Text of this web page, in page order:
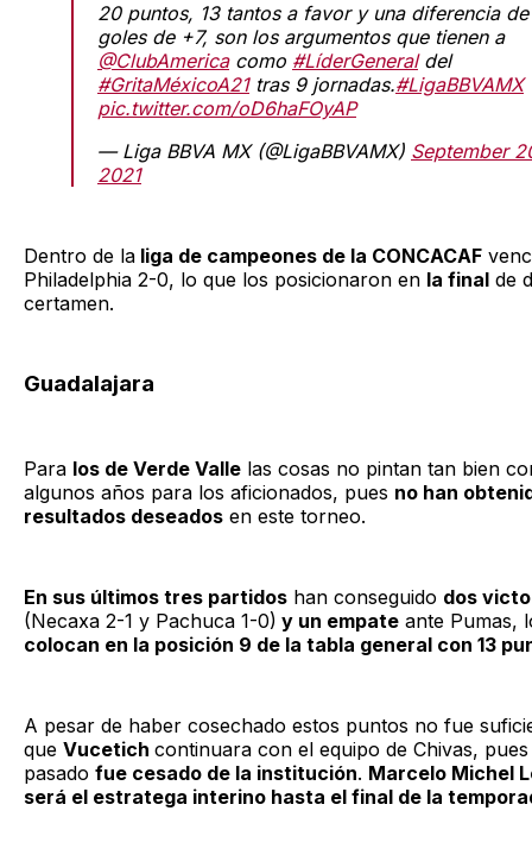
20 puntos, 13 tantos a favor y una diferencia de
goles de +7, son los argumentos que tienen a
@ClubAmericacomo #LíderGeneraldel
#GritaMéxicoA21tras 9 jornadas.#LigaBBVAMX
pic.twitter.com/oD6haFOyAP
— Liga BBVA MX (@LigaBBVAMX) September
2021
Dentro de la liga de campeones de la CONCACAF
Philadelphia 2-0, lo que los posicionaron en la final de
certamen.
Guadalajara
Para los de Verde Valle las cosas no pintan tan bien
algunos años para los aficionados, pues no han
resultados deseados en este torneo.
En sus últimos tres partidos han conseguido dos
(Necaxa 2-1 y Pachuca 1-0) y un empate ante Pumas,
colocan en la posición 9 de la tabla general con 13
A pesar de haber cosechado estos puntos no fue
que Vucetich continuara con el equipo de Chivas,
pasado fue cesado de la institución. Marcelo Michel
será el estratega interino hasta el final de la